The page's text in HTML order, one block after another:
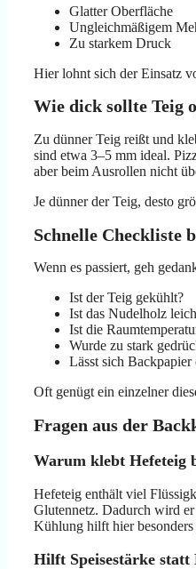
Glatter Oberfläche
Ungleichmäßigem
Zu starkem Druck
Hier lohnt sich der Einsatz
Wie dick sollte Teig
Zu dünner Teig reißt und
sind etwa 3–5 mm ideal.
aber beim Ausrollen nicht
Je dünner der Teig, desto
Schnelle Checkliste
Wenn es passiert, geh
Ist der Teig gekühlt?
Ist das Nudelholz
Ist die
Wurde zu stark
Lässt sich Backpapier
Oft genügt ein einzelner
Fragen aus der
Warum klebt Hefeteig
Hefeteig enthält viel
Glutennetz. Dadurch wird
Kühlung hilft hier besonders
Hilft Speisestärke statt